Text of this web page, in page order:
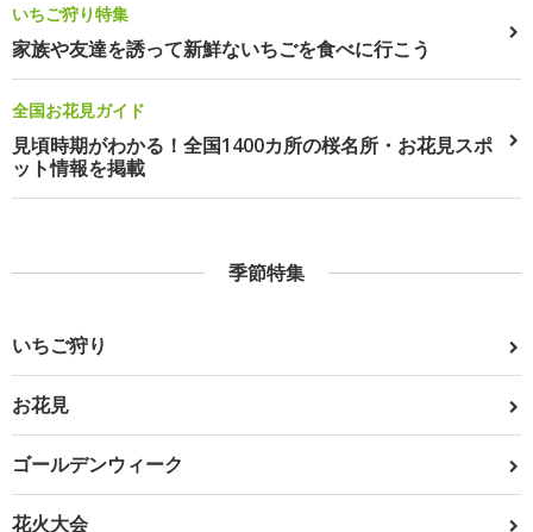
いちご狩り特集
家族や友達を誘って新鮮ないちごを食べに行こう
全国お花見ガイド
見頃時期がわかる！全国1400カ所の桜名所・お花見スポ
ット情報を掲載
季節特集
いちご狩り
お花見
ゴールデンウィーク
花火大会